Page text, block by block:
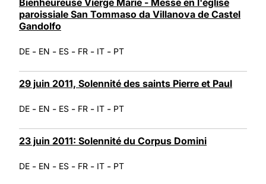
paroissiale San Tommaso da Villanova de Castel
Gandolfo
DE - EN - ES - FR - IT - PT
29 juin 2011, Solennité des saints Pierre et Paul
DE - EN - ES - FR - IT - PT
23 juin 2011: Solennité du Corpus Domini
DE - EN - ES - FR - IT - PT